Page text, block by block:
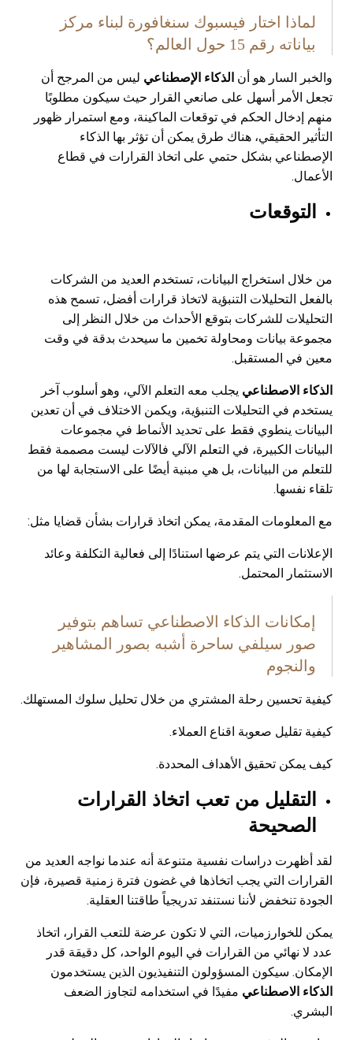
لماذا اختار فيسبوك سنغافورة لبناء مركز
بياناته رقم 15 حول العالم؟
والخبر السار هو أن الذكاء الإصطناعي ليس من المرجح أن
تجعل الأمر أسهل على صانعي القرار حيث سيكون مطلوبًا
منهم إدخال الحكم في توقعات الماكينة، ومع استمرار ظهور
التأثير الحقيقي، هناك طرق يمكن أن تؤثر بها الذكاء
الإصطناعي بشكل حتمي على اتخاذ القرارات في قطاع
الأعمال.
التوقعات
من خلال استخراج البيانات، تستخدم العديد من الشركات
بالفعل التحليلات التنبؤية لاتخاذ قرارات أفضل، تسمح هذه
التحليلات للشركات بتوقع الأحداث من خلال النظر إلى
مجموعة بيانات ومحاولة تخمين ما سيحدث بدقة في وقت
معين في المستقبل.
الذكاء الاصطناعي يجلب معه التعلم الآلي، وهو أسلوب آخر
يستخدم في التحليلات التنبؤية، ويكمن الاختلاف في أن تعدين
البيانات ينطوي فقط على تحديد الأنماط في مجموعات
البيانات الكبيرة، في التعلم الآلي فالآلات ليست مصممة فقط
للتعلم من البيانات، بل هي مبنية أيضًا على الاستجابة لها من
تلقاء نفسها.
مع المعلومات المقدمة، يمكن اتخاذ قرارات بشأن قضايا مثل:
الإعلانات التي يتم عرضها استنادًا إلى فعالية التكلفة وعائد
الاستثمار المحتمل.
إمكانات الذكاء الاصطناعي تساهم بتوفير
صور سيلفي ساحرة أشبه بصور المشاهير
والنجوم
كيفية تحسين رحلة المشتري من خلال تحليل سلوك المستهلك.
كيفية تقليل صعوبة اقناع العملاء.
كيف يمكن تحقيق الأهداف المحددة.
التقليل من تعب اتخاذ القرارات
الصحيحة
لقد أظهرت دراسات نفسية متنوعة أنه عندما نواجه العديد من
القرارات التي يجب اتخاذها في غضون فترة زمنية قصيرة، فإن
الجودة تنخفض لأننا نستنفد تدريجياً طاقتنا العقلية.
يمكن للخوارزميات، التي لا تكون عرضة للتعب القرار، اتخاذ
عدد لا نهائي من القرارات في اليوم الواحد، كل دقيقة قدر
الإمكان. سيكون المسؤولون التنفيذيون الذين يستخدمون
الذكاء الاصطناعي مفيدًا في استخدامه لتجاوز الضعف
البشري.